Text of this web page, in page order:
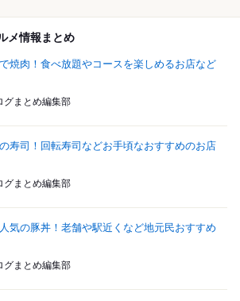
メ情報まとめ
焼肉！食べ放題やコースを楽しめるお店など
グまとめ編集部
寿司！回転寿司などお手頃なおすすめのお店
グまとめ編集部
気の豚丼！老舗や駅近くなど地元民おすすめ
グまとめ編集部